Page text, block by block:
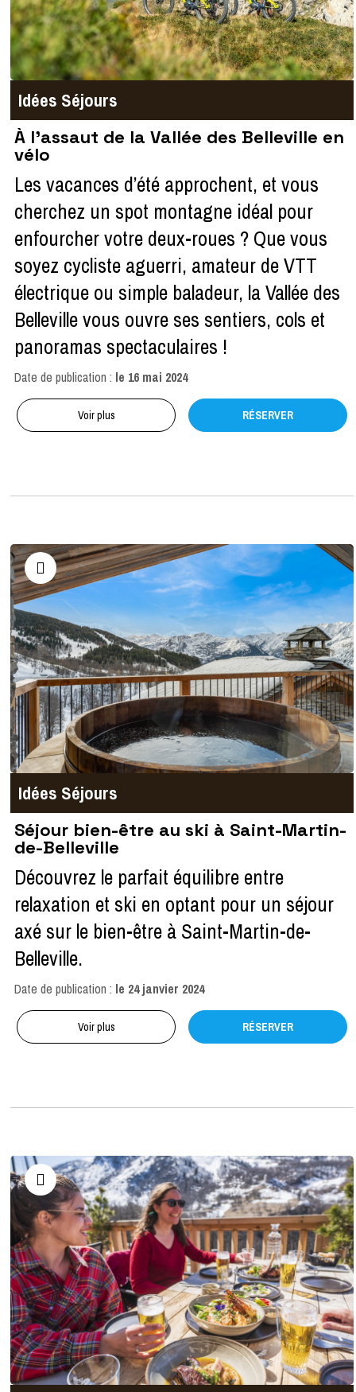
Idées Séjours
À l'assaut de la Vallée des Belleville en
vélo
Les vacances d’été approchent, et vous
cherchez un spot montagne idéal pour
enfourcher votre deux-roues ? Que vous
soyez cycliste aguerri, amateur de VTT
électrique ou simple baladeur, la Vallée des
Belleville vous ouvre ses sentiers, cols et
panoramas spectaculaires !
Date de publication : le 16 mai 2024
Voir plus RÉSERVER
Idées Séjours
Séjour bien-être au ski à Saint-Martin-
de-Belleville
Découvrez le parfait équilibre entre
relaxation et ski en optant pour un séjour
axé sur le bien-être à Saint-Martin-de-
Belleville.
Date de publication : le 24 janvier 2024
Voir plus RÉSERVER